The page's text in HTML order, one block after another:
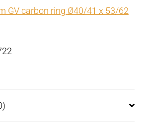
GV carbon ring Ø40/41 x 53/62